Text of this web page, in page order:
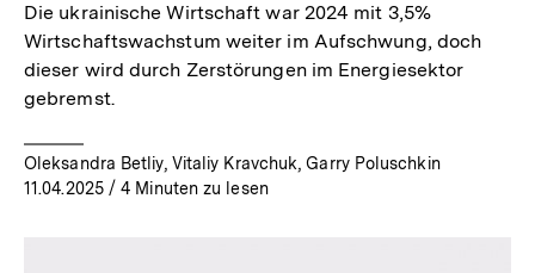
Die ukrainische Wirtschaft war 2024 mit 3,5%
Wirtschaftswachstum weiter im Aufschwung, doch
dieser wird durch Zerstörungen im Energiesektor
gebremst.
Oleksandra Betliy, Vitaliy Kravchuk, Garry Poluschkin
11.04.2025/ 4 Minuten zu lesen